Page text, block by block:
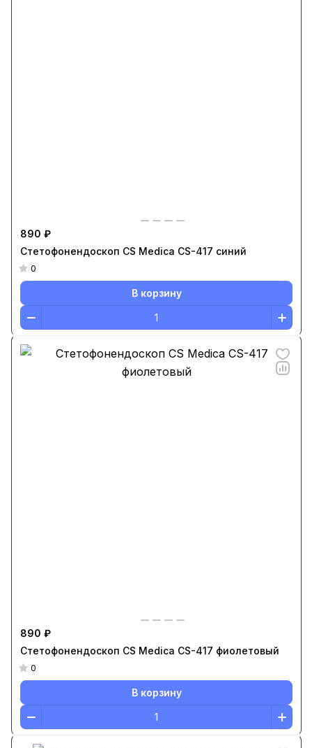
890 ₽
Стетофонендоскоп CS Medica CS-417 синий
0
В корзину
890 ₽
Стетофонендоскоп CS Medica CS-417 фиолетовый
0
В корзину